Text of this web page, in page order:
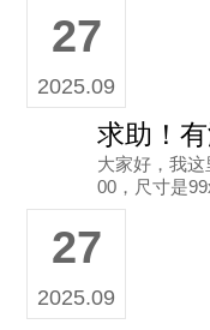
27
2025.09
大家好，我
00，尺寸是
到了一些问题
友，或者
27
2025.09